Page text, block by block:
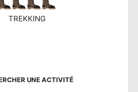
TREKKING
UNE ACTIVITÉ